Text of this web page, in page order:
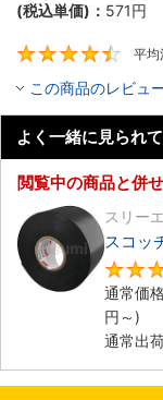
(税込単価)： 571円
平均
この商品のレビュ
よく一緒に見られ
閲覧中の商品と併
スリー
スコッ
通常価
円 ～)
通常出